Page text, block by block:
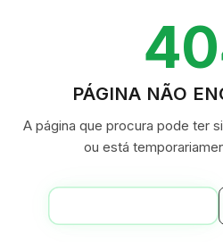
PÁGINA NÃO
A página que procura pode ter
ou está